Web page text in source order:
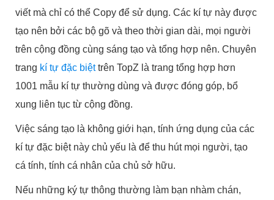
viết mà chỉ có thể Copy để sử dụng. Các kí tự này được
tạo nên bởi các bộ gõ và theo thời gian dài, mọi người
trên cộng đồng cùng sáng tạo và tổng hợp nên. Chuyên
trang kí tự đặc biệttrên TopZ là trang tổng hợp hơn
1001 mẫu kí tự thường dùng và được đóng góp, bổ
xung liên tục từ cộng đồng.
Việc sáng tạo là không giới hạn, tính ứng dụng của các
kí tự đặc biệt này chủ yếu là để thu hút mọi người, tạo
cá tính, tính cá nhân của chủ sở hữu.
Nếu những ký tự thông thường làm bạn nhàm chán,